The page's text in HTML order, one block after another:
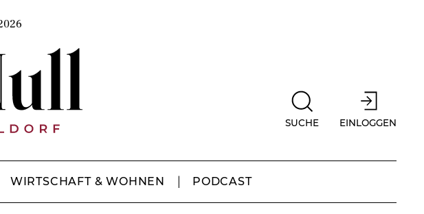
SUCHE EINLOGGEN
WIRTSCHAFT & WOHNEN PODCAST